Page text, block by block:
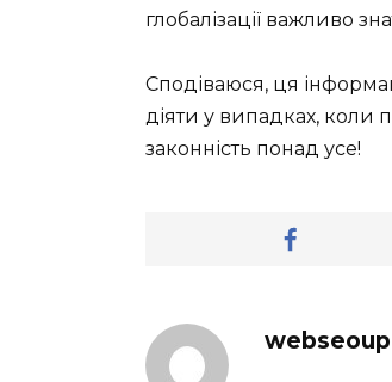
глобалізації важливо
Сподіваюся, ця
діяти у випадках, коли
законність понад усе!